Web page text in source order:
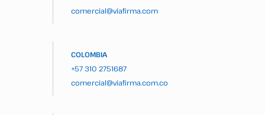
comercial@viafirma.com
COLOMBIA
+57 310 2751687
comercial@viafirma.com.co